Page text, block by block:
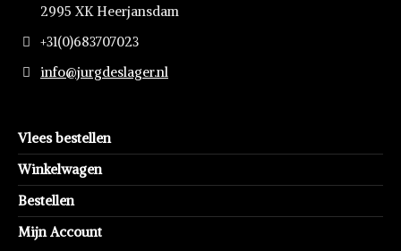
2995 XK Heerjansdam
+31(0)683707023
info@jurgdeslager.nl
Vlees bestellen
Winkelwagen
Bestellen
Mijn Account